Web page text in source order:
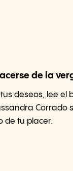
de la
deseos, lee el
Corrado
de tu placer.